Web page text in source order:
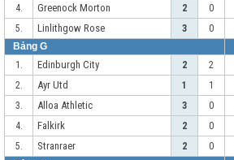
4.
Greenock Morton 2 0
5.
Linlithgow Rose 3 0
Bảng G
1.
Edinburgh City 2 2
2.
Ayr Utd 1 1
3.
Alloa Athletic 3 0
4.
Falkirk 2 0
5.
Stranraer 2 0